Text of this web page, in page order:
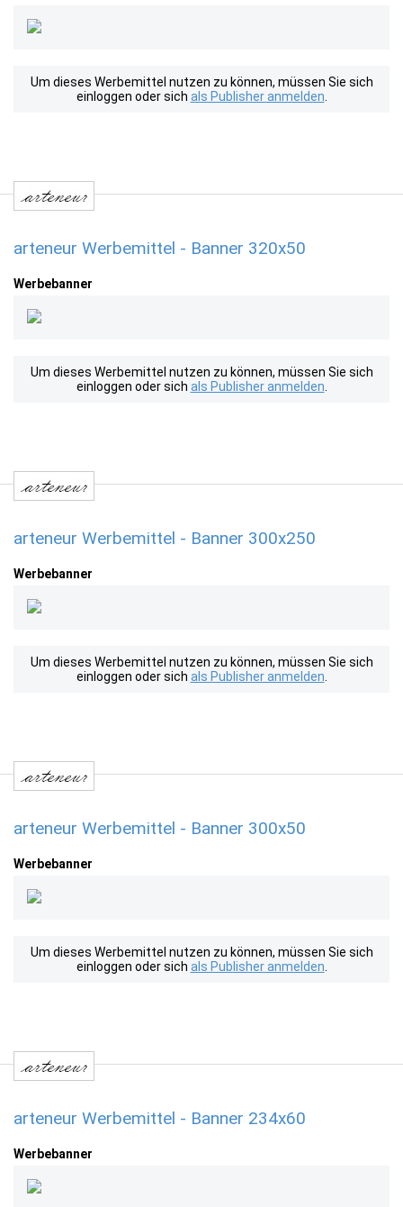
Um dieses Werbemittel nutzen zu können, müssen Sie sich
einloggen oder sich als Publisher anmelden
arteneur Werbemittel - Banner 320x50
Werbebanner
Um dieses Werbemittel nutzen zu können, müssen Sie sich
einloggen oder sich als Publisher anmelden
arteneur Werbemittel - Banner 300x250
Werbebanner
Um dieses Werbemittel nutzen zu können, müssen Sie sich
einloggen oder sich als Publisher anmelden
arteneur Werbemittel - Banner 300x50
Werbebanner
Um dieses Werbemittel nutzen zu können, müssen Sie sich
einloggen oder sich als Publisher anmelden
arteneur Werbemittel - Banner 234x60
Werbebanner